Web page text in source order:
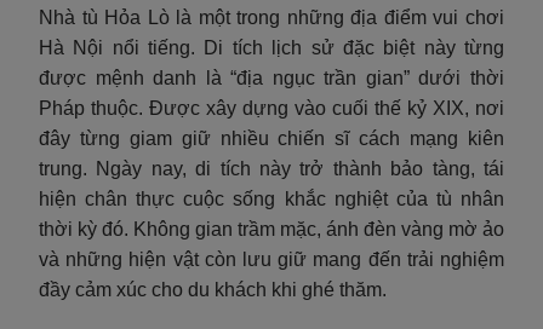
Nhà tù Hỏa Lò là một trong những địa điểm vui chơi
Hà Nội nổi tiếng. Di tích lịch sử đặc biệt này từng
được mệnh danh là “địa ngục trần gian” dưới thời
Pháp thuộc. Được xây dựng vào cuối thế kỷ XIX, nơi
đây từng giam giữ nhiều chiến sĩ cách mạng kiên
trung. Ngày nay, di tích này trở thành bảo tàng, tái
hiện chân thực cuộc sống khắc nghiệt của tù nhân
thời kỳ đó. Không gian trầm mặc, ánh đèn vàng mờ ảo
và những hiện vật còn lưu giữ mang đến trải nghiệm
đầy cảm xúc cho du khách khi ghé thăm.